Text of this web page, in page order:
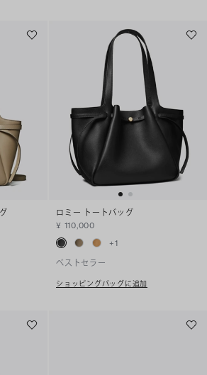
ロミー トートバッグ
¥ 110,000
+1
ベストセラー
ショッピングバッグに追加